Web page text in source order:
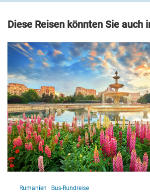
© pkazmierczak -
Diese Reisen könnten Sie auch
Rumänien · Bus-Rundreise